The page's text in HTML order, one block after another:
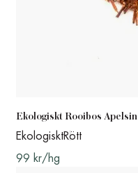
Ekologiskt Rooibos Apelsin
EkologisktRött
99 kr/hg